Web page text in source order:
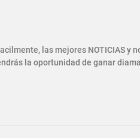
las mejores NOTICIAS y
la oportunidad de ganar